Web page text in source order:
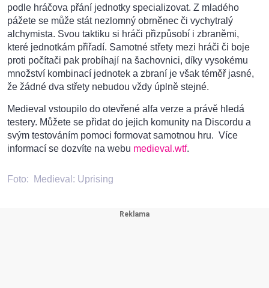
podle hráčova přání jednotky specializovat. Z mladého
pážete se může stát nezlomný obrněnec či vychytralý
alchymista. Svou taktiku si hráči přizpůsobí i zbraněmi,
které jednotkám přiřadí. Samotné střety mezi hráči či boje
proti počítači pak probíhají na šachovnici, díky vysokému
množství kombinací jednotek a zbraní je však téměř jasné,
že žádné dva střety nebudou vždy úplně stejné.
Medieval vstoupilo do otevřené alfa verze a právě hledá
testery. Můžete se přidat do jejich komunity na Discordu a
svým testováním pomoci formovat samotnou hru. Více
informací se dozvíte na webu medieval.wtf.
Foto: Medieval: Uprising